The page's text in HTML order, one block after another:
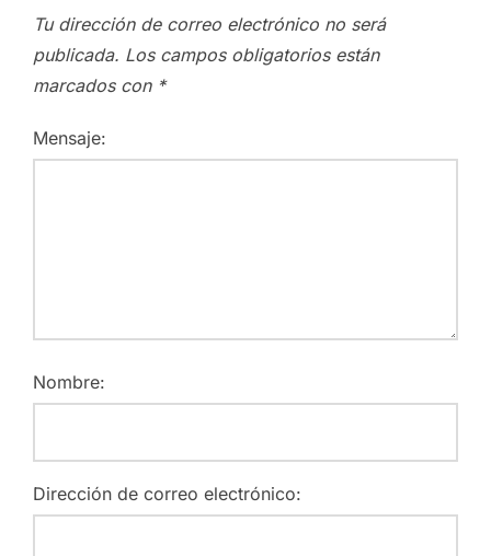
Tu dirección de correo electrónico no será
publicada. Los campos obligatorios están
marcados con *
Mensaje:
Nombre:
Dirección de correo electrónico: